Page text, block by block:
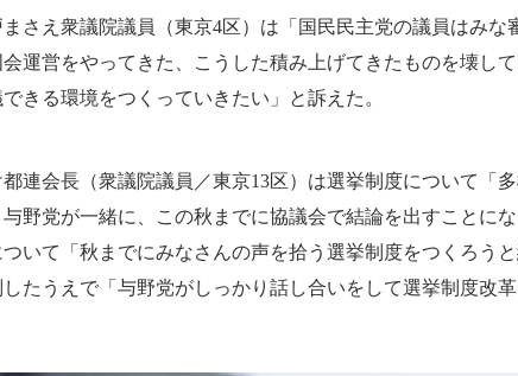
さえ衆議院議員（東京4区）は「国民民主党の議員はみ
運営をやってきた、こうした積み上げてきたものを壊し
きる環境をつくっていきたい」と訴えた。
連会長（衆議院議員／東京13区）は選挙制度について「
与野党が一緒に、この秋までに協議会で結論を出すことに
いて「秋までにみなさんの声を拾う選挙制度をつくろう
たうえで「与野党がしっかり話し合いをして選挙制度改